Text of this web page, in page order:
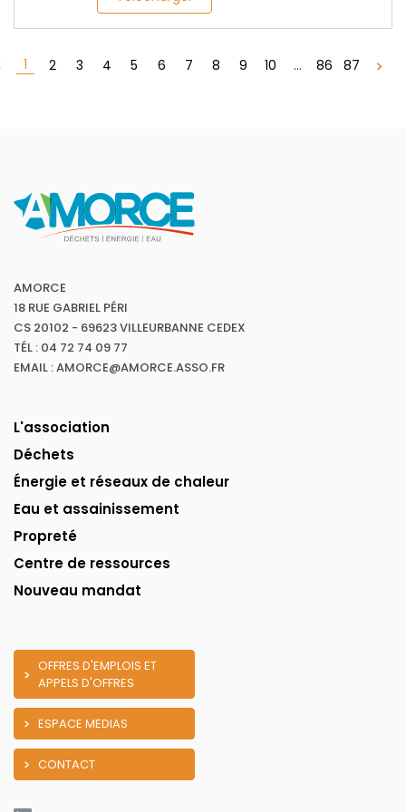
1 2 3 4 5 6 7 8 9 10 ... 86 87
AMORCE
18 RUE GABRIEL PÉRI
CS 20102 - 69623 VILLEURBANNE CEDEX
TÉL : 04 72 74 09 77
EMAIL : AMORCE@AMORCE.ASSO.FR
L'association
Déchets
Énergie et réseaux de chaleur
Eau et assainissement
Propreté
Centre de ressources
Nouveau mandat
OFFRES D'EMPLOIS ET
APPELS D'OFFRES
ESPACE MEDIAS
CONTACT